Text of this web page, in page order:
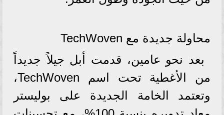
محاولة جديدة مع TechWoven
بعد نحو عامين، قدمت أبل جيلاً جديداً
من الأغطية تحت اسم TechWoven،
وتعتمد الخامة الجديدة على بوليستر